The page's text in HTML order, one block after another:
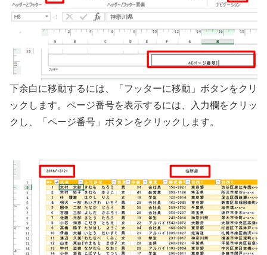
下余白に移動するには、「フッターに移動」ボタンをクリ
ックします。ページ番号を表示するには、入力欄をクリッ
クし、「ページ番号」ボタンをクリックします。